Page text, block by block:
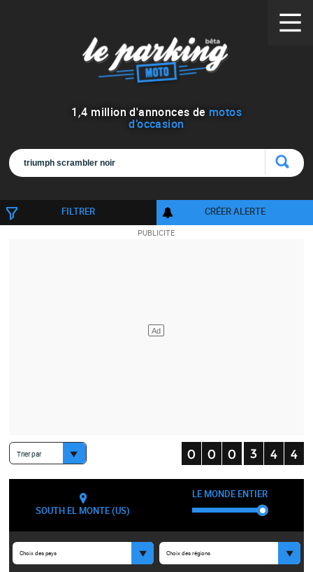
1 ,4 million d'annonces de motos
d’occasion
FILTRER CRÉER ALERTE
Trier par
SOUTH EL MONTE (US)
LE MONDE ENTIER
Choix des pays Choix des régions